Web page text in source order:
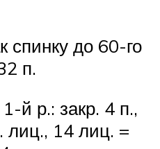
спинку до 60-го
п.
й р.: закр. 4 п.,
лиц., 14 лиц. =